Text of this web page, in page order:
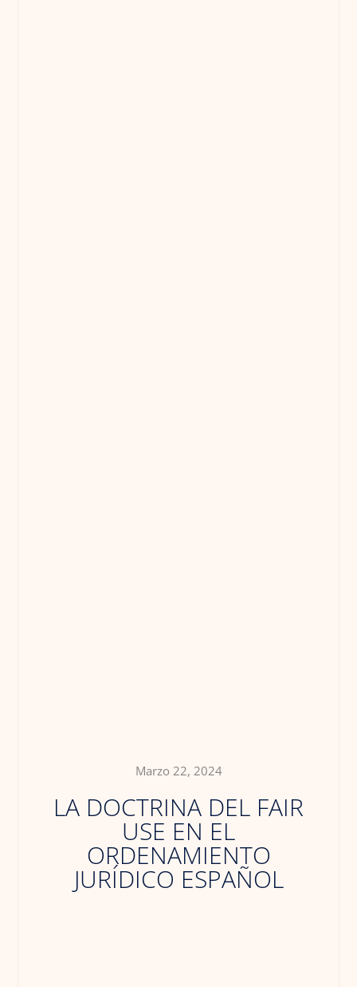
Marzo 22, 2024
LA DOCTRINA DEL FAIR
USE EN EL
ORDENAMIENTO
JURÍDICO ESPAÑOL